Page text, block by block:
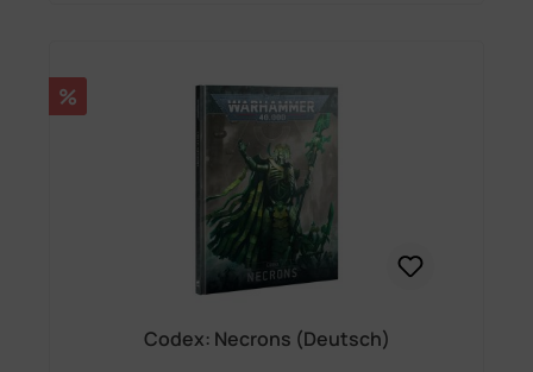
Rabatt
%
Codex: Necrons (Deutsch)